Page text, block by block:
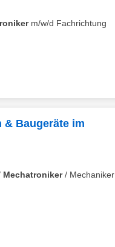
m/w/d Fachrichtung
& Baugeräte im
Mechatroniker/ Mechaniker